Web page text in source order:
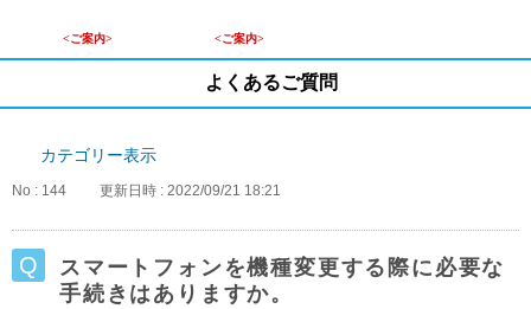
<ご案内> <ご案内>
よくあるご質問
カテゴリー表示
No : 144 更新日時 : 2022/09/21 18:21
スマートフォンを機種変更する際に必要な
手続きはありますか。